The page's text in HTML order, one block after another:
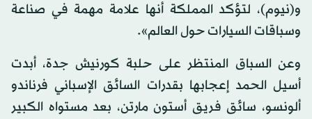
و(نيوم)، لتؤكد المملكة أنها علامة مهمة في صناعة
وسباقات السيارات حول العالم».
وعن السباق المنتظر على حلبة كورنيش جدة، أبدت
أسيل الحمد إعجابها بقدرات السائق الإسباني فرناندو
ألونسو، سائق فريق أستون مارتن، بعد مستواه الكبير